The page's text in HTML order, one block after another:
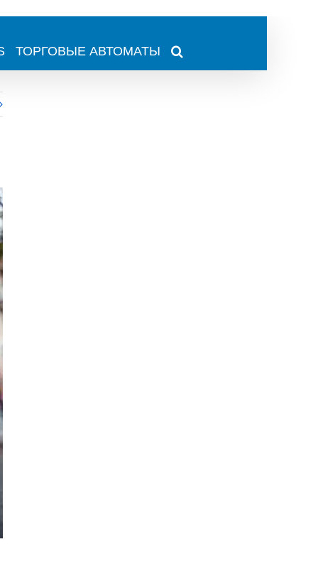
ТОРГОВЫЕ АВТОМАТЫ